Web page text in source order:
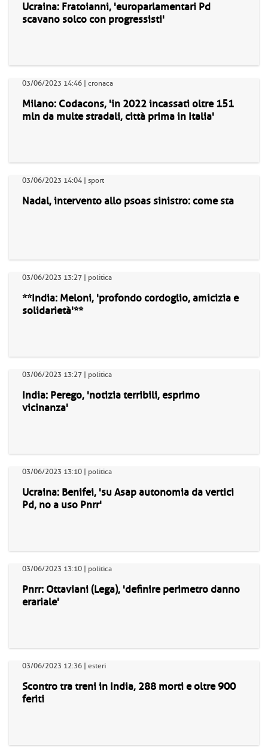
Ucraina: Fratoianni, 'europarlamentari Pd
scavano solco con progressisti'
03/06/2023 14:46 | cronaca
Milano: Codacons, 'in 2022 incassati oltre 151
mln da multe stradali, città prima in Italia'
03/06/2023 14:04 | sport
Nadal, intervento allo psoas sinistro: come sta
03/06/2023 13:27 | politica
**India: Meloni, 'profondo cordoglio, amicizia e
solidarietà'**
03/06/2023 13:27 | politica
India: Perego, 'notizia terribili, esprimo
vicinanza'
03/06/2023 13:10 | politica
Ucraina: Benifei, 'su Asap autonomia da vertici
Pd, no a uso Pnrr'
03/06/2023 13:10 | politica
Pnrr: Ottaviani (Lega), 'definire perimetro danno
erariale'
03/06/2023 12:36 | esteri
Scontro tra treni in India, 288 morti e oltre 900
feriti